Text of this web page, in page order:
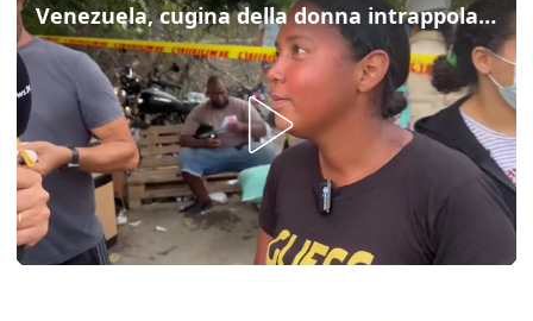
Venezuela, cugina della donna intrappolata: “Ha comunicato che era viva su WhatsApp”